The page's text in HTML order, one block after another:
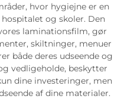
hvor hygiejne er en
og skoler. Den
laminationsfilm, gør
skiltninger, menuer
både deres udseende og
vedligeholde, beskytter
dine investeringer, men
af dine materialer.